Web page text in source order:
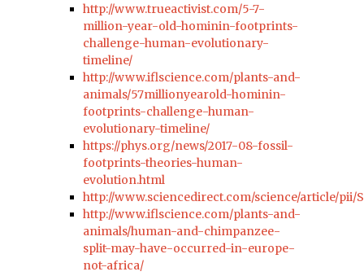
http://www.trueactivist.com/5-7-
million-year-old-hominin-footprints-
challenge-human-evolutionary-
timeline/
http://www.iflscience.com/plants-and-
animals/57millionyearold-hominin-
footprints-challenge-human-
evolutionary-timeline/
https://phys.org/news/2017-08-fossil-
footprints-theories-human-
evolution.html
http://www.sciencedirect.com/science/article/pii/
http://www.iflscience.com/plants-and-
animals/human-and-chimpanzee-
split-may-have-occurred-in-europe-
not-africa/